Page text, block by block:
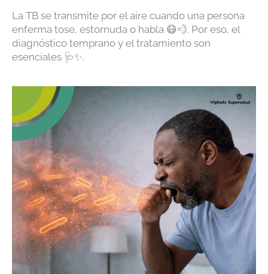
La TB se transmite por el aire cuando una persona
enferma tose, estornuda o habla 😷💨. Por eso, el
diagnóstico temprano y el tratamiento son
esenciales 🩺✨.